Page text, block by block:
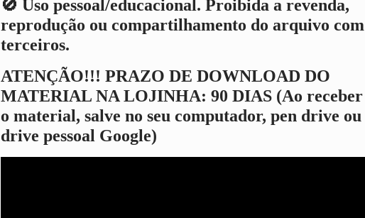
🚫 Uso pessoal/educacional. Proibida a revenda,
reprodução ou compartilhamento do arquivo com
terceiros.
ATENÇÃO!!! PRAZO DE DOWNLOAD DO
MATERIAL NA LOJINHA: 90 DIAS (Ao receber
o material, salve no seu computador, pen drive ou
drive pessoal Google)